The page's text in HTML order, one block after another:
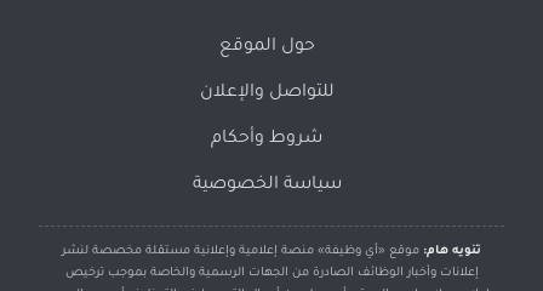
حول الموقع
للتواصل والإعلان
شروط وأحكام
سياسة الخصوصية
تنويه هام: موقع «أي وظيفة» منصة إعلامية وإعلانية مستقلة مخصصة لنشر
إعلانات وأخبار الوظائف الصادرة من الجهات الرسمية والخاصة بموجب ترخيص